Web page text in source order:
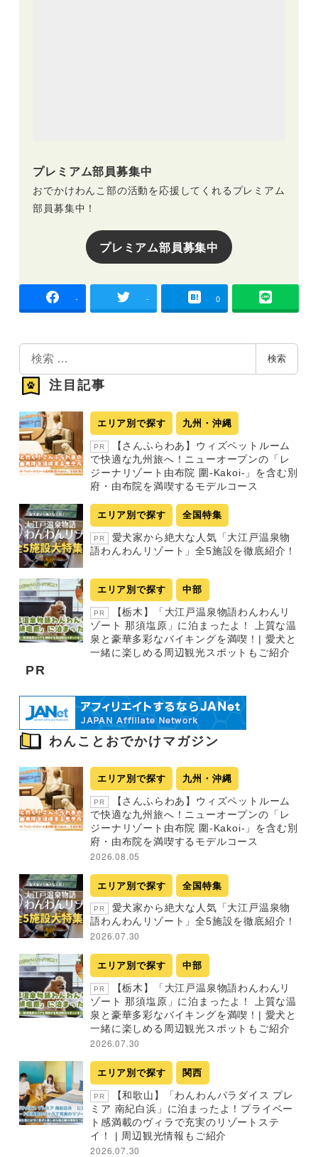
プレミアム部員募集中
おでかけわんこ部の活動を応援してくれるプレミアム
部員募集中！
プレミアム部員募集中
- - 0
検
索
検索
注目記事
エリア別で探す 九州・沖縄
PR
【さんふらわあ】ウィズペットルーム
で快適な九州旅へ！ニューオープンの「レ
ジーナリゾート由布院 圍-Kakoi-」を含む別
府・由布院を満喫するモデルコース
エリア別で探す 全国特集
PR
愛犬家から絶大な人気「大江戸温泉物
語わんわんリゾート」全5施設を徹底紹介！
エリア別で探す 中部
PR
【栃木】「大江戸温泉物語わんわんリ
ゾート 那須塩原」に泊まったよ！ 上質な温
泉と豪華多彩なバイキングを満喫！| 愛犬と
一緒に楽しめる周辺観光スポットもご紹介
PR
わんことおでかけマガジン
エリア別で探す 九州・沖縄
PR
【さんふらわあ】ウィズペットルーム
で快適な九州旅へ！ニューオープンの「レ
ジーナリゾート由布院 圍-Kakoi-」を含む別
府・由布院を満喫するモデルコース
2026.08.05
エリア別で探す 全国特集
PR
愛犬家から絶大な人気「大江戸温泉物
語わんわんリゾート」全5施設を徹底紹介！
2026.07.30
エリア別で探す 中部
PR
【栃木】「大江戸温泉物語わんわんリ
ゾート 那須塩原」に泊まったよ！ 上質な温
泉と豪華多彩なバイキングを満喫！| 愛犬と
一緒に楽しめる周辺観光スポットもご紹介
2026.07.30
エリア別で探す 関西
PR
【和歌山】「わんわんパラダイス プレ
ミア 南紀白浜」に泊まったよ！プライベー
ト感満載のヴィラで充実のリゾートステ
イ！ | 周辺観光情報もご紹介
2026.07.30